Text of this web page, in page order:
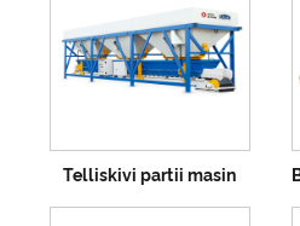
Telliskivi partii masin